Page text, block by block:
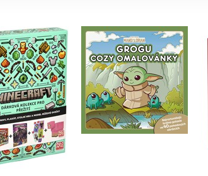
- Dárková
pro přežití
Kolektiv
košíku
Kč
Star Wars -
Mandalorian - Grogu -
COZY omalovánky
Kolektiv